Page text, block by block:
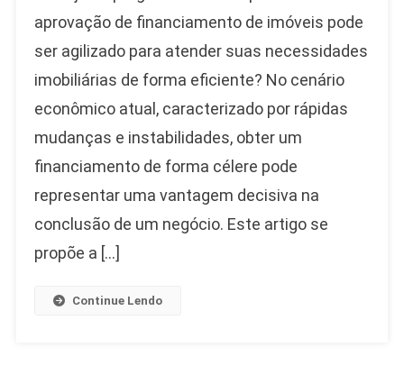
aprovação de financiamento de imóveis pode
ser agilizado para atender suas necessidades
imobiliárias de forma eficiente? No cenário
econômico atual, caracterizado por rápidas
mudanças e instabilidades, obter um
financiamento de forma célere pode
representar uma vantagem decisiva na
conclusão de um negócio. Este artigo se
propõe a […]
Continue Lendo